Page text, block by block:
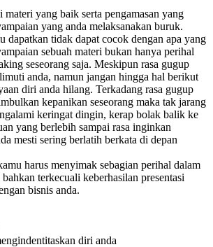
yang baik serta pengamasan yang
yang anda melaksanakan buruk.
dapatkan tidak dapat cocok dengan apa yang
sebuah materi bukan hanya perihal
seseorang saja. Meskipun rasa gugup
anda, namun jangan hingga hal berikut
diri anda hilang. Terkadang rasa gugup
kepanikan seseorang maka tak jarang
keringat dingin, kerap bolak balik ke
yang berlebih sampai rasa inginkan
mesti sering berlatih berkata di depan
harus menyimak sebagian perihal dalam
terkecuali keberhasilan presentasi
bisnis anda.
diri anda